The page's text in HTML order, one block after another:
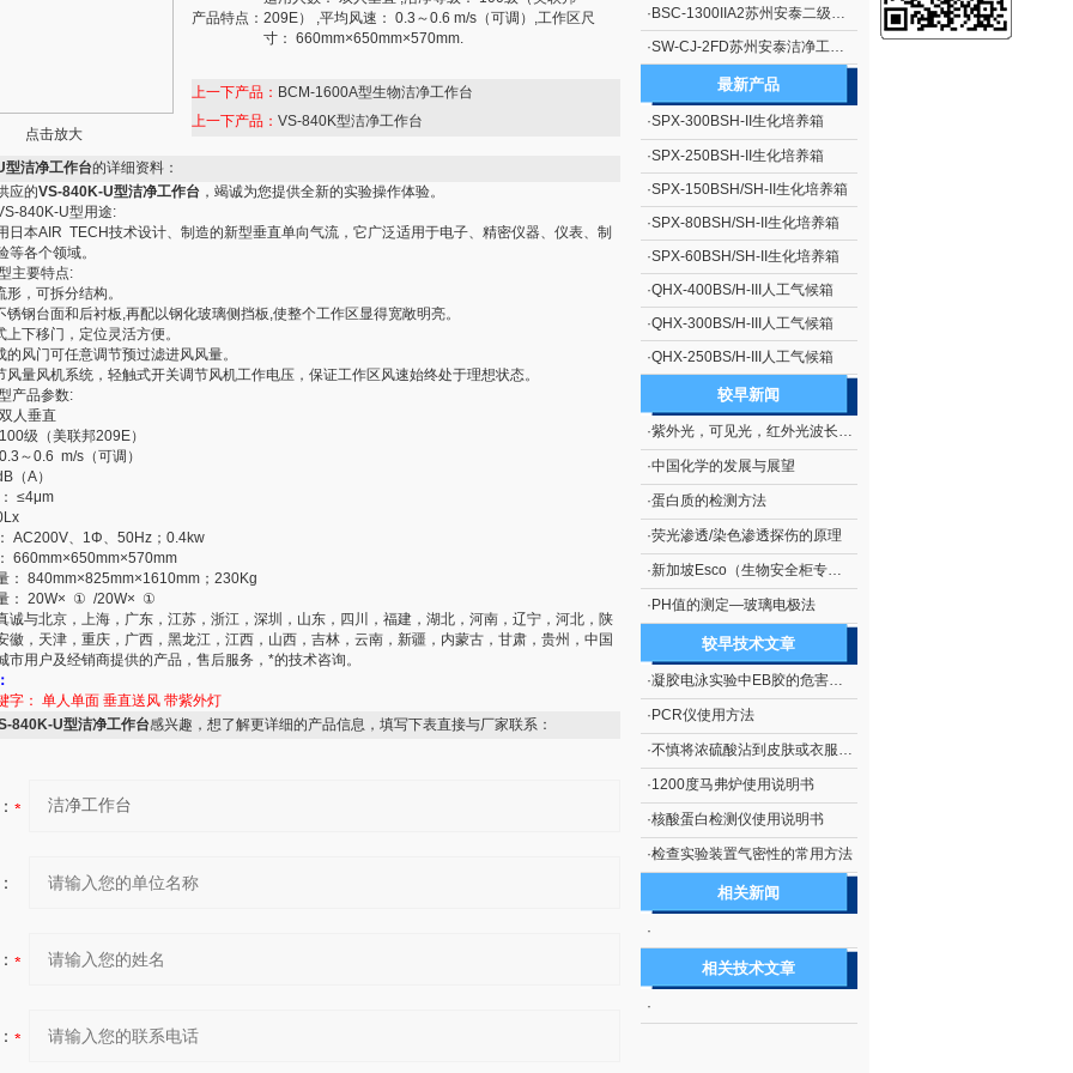
点击放大
产品特点： 209E） ,平均风速： 0.3～0.6 m/s（可调）,工作区尺
寸： 660mm×650mm×570mm.
上一下产品： BCM-1600A型生物洁净工作台
上一下产品： VS-840K型洁净工作台
型洁净工作台的详细资料：
应的VS-840K-U型洁净工作台 ，竭诚为您提供全新的实验操作体验。
840K-U型用途:
日本AIR TECH技术设计、制造的新型垂直单向气流，它广泛适用于电子、精密仪器、仪表、制
等各个领域。
主要特点:
，可拆分结构。
锈钢台面和后衬板,再配以钢化玻璃侧挡板,使整个工作区显得宽敞明亮。
上下移门，定位灵活方便。
的风门可任意调节预过滤进风风量。
风量风机系统，轻触式开关调节风机工作电压，保证工作区风速始终处于理想状态。
产品参数:
人垂直
级（美联邦209E）
～0.6 m/s（可调）
（A）
≤4μm
AC200V、1Φ、50Hz；0.4kw
660mm×650mm×570mm
： 840mm×825mm×1610mm；230Kg
： 20W× ① /20W× ①
诚与北京，上海，广东，江苏，浙江，深圳，山东，四川，福建，湖北，河南，辽宁，河北，陕
徽，天津，重庆，广西，黑龙江，江西，山西，吉林，云南，新疆，内蒙古，甘肃，贵州，中国
市用户及经销商提供的产品，售后服务，*的技术咨询。
字： 单人单面 垂直送风 带紫外灯
840K-U型洁净工作台感兴趣，想了解更详细的产品信息，填写下表直接与厂家联系：
· BSC-1300IIA2苏州安泰二级生物安全柜（停产）
·SW-CJ-2FD苏州安泰洁净工作台单人单面、垂直送风 净化工作台 超净工作台
最新产品
·SPX-300BSH-II生化培养箱
·SPX-250BSH-II生化培养箱
·SPX-150BSH/SH-II生化培养箱
·SPX-80BSH/SH-II生化培养箱
·SPX-60BSH/SH-II生化培养箱
·QHX-400BS/H-III人工气候箱
·QHX-300BS/H-III人工气候箱
·QHX-250BS/H-III人工气候箱
较早新闻
·紫外光，可见光，红外光波长范围
·中国化学的发展与展望
·蛋白质的检测方法
·荧光渗透/染色渗透探伤的原理
·新加坡Esco（生物安全柜专业厂商）
· PH值的测定—玻璃电极法
较早技术文章
·凝胶电泳实验中EB胶的危害及处理措施
· PCR仪使用方法
·不慎将浓硫酸沾到皮肤或衣服上的处理方法
·1200度马弗炉使用说明书
·核酸蛋白检测仪使用说明书
·检查实验装置气密性的常用方法
相关新闻
·
相关技术文章
·